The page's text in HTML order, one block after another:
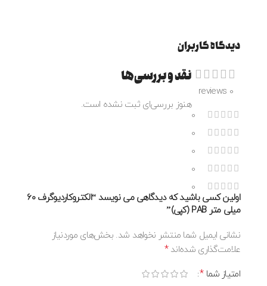
دیدگاه کاربران
0 reviews
0
0
0
0
0
نقد و بررسی‌ها
هنوز بررسی‌ای ثبت نشده است.
اولین کسی باشید که دیدگاهی می نویسد “الکتروکاردیوگرف ۶۰
میلی متر PAB (کپی)”
نشانی ایمیل شما منتشر نخواهد شد. بخش‌های موردنیاز
علامت‌گذاری شده‌اند*
امتیاز شما*